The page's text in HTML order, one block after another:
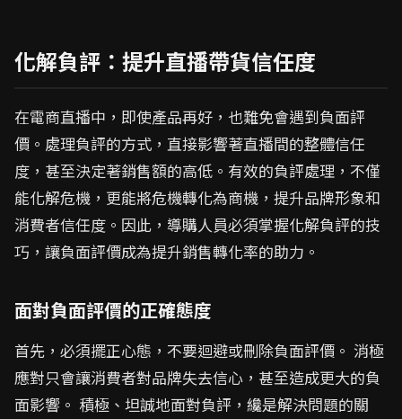
化解負評：提升直播帶貨信任度
在電商直播中，即使產品再好，也難免會遇到負面評
價。處理負評的方式，直接影響著直播間的整體信任
度，甚至決定著銷售額的高低。有效的負評處理，不僅
能化解危機，更能將危機轉化為商機，提升品牌形象和
消費者信任度。因此，導購人員必須掌握化解負評的技
巧，讓負面評價成為提升銷售轉化率的助力。
面對負面評價的正確態度
首先，必須擺正心態，不要迴避或刪除負面評價。 消極
應對只會讓消費者對品牌失去信心，甚至造成更大的負
面影響。 積極、坦誠地面對負評，纔是解決問題的關